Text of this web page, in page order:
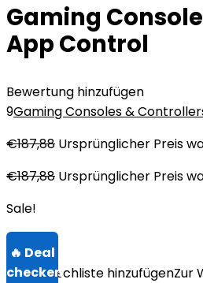
Gaming
App Control
Bewertung hinzufügen
9Gaming Consoles &
€187,88 Ursprünglicher Preis
€187,88 Ursprünglicher Preis
Sale!
Zur Wunschliste hinzufügenZur